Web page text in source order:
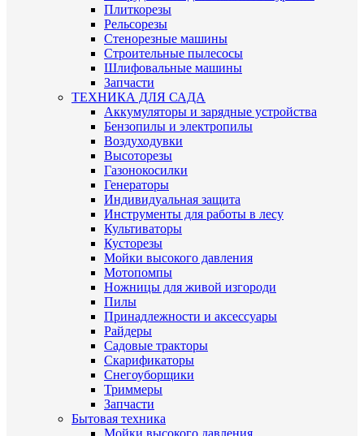
Плиткорезы
Рельсорезы
Стенорезные машины
Строительные пылесосы
Шлифовальные машины
Запчасти
ТЕХНИКА ДЛЯ САДА
Аккумуляторы и зарядные устройства
Бензопилы и электропилы
Воздуходувки
Высоторезы
Газонокосилки
Генераторы
Индивидуальная защита
Инструменты для работы в лесу
Культиваторы
Кусторезы
Мойки высокого давления
Мотопомпы
Ножницы для живой изгороди
Пилы
Принадлежности и аксессуары
Райдеры
Садовые тракторы
Скарификаторы
Снегоуборщики
Триммеры
Запчасти
Бытовая техника
Мойки высокого давления